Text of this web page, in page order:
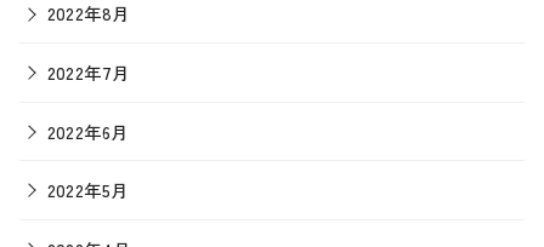
2022年8月
2022年7月
2022年6月
2022年5月